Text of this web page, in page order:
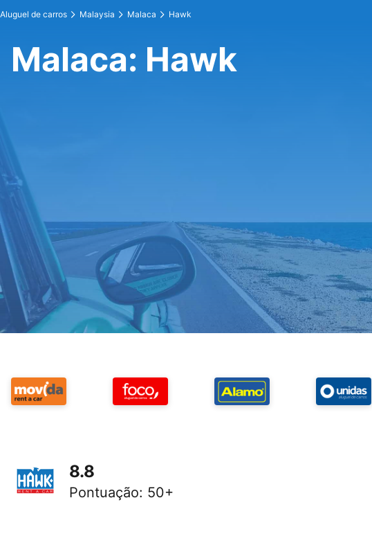
Aluguel de carros Malaysia Malaca Hawk
Malaca: Hawk
8.8
Pontuação: 50+